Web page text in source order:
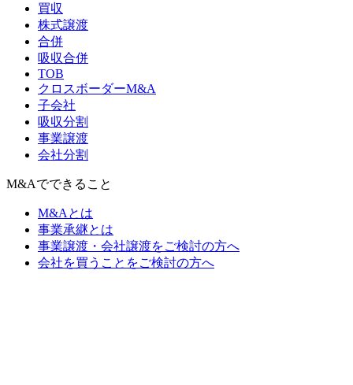
買収
株式譲渡
合併
吸収合併
TOB
クロスボーダーM&A
子会社
吸収分割
事業譲渡
会社分割
M&Aでできること
M&Aとは
事業承継とは
事業譲渡・会社譲渡をご検討の方へ
会社を買うことをご検討の方へ